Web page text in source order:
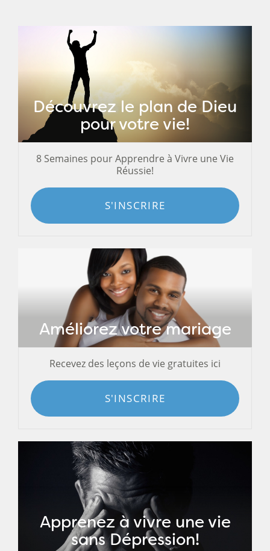
Découvrez le plan de Dieu
pour votre vie!
8 Semaines pour Apprendre à Vivre une Vie
Réussie!
S'INSCRIRE
Améliorez votre mariage
Recevez des leçons de vie gratuites ici
S'INSCRIRE
Apprenez à vivre une vie
sans Dépression!